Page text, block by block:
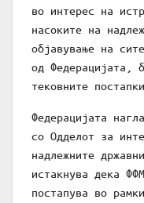
во интерес на
насоките на
објавување на
од Федерацијата,
тековните постапки.
Федерацијата
со Одделот за
надлежните
истакнува дека
постапува во